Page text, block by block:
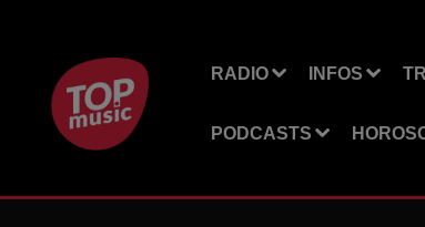
RADIO INFOS
PODCASTS